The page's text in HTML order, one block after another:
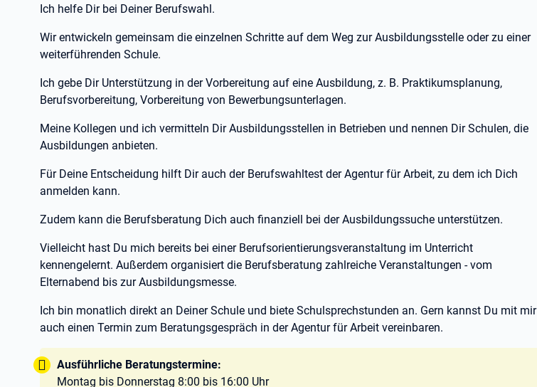
Ich helfe Dir bei Deiner Berufswahl.
Wir entwickeln gemeinsam die einzelnen Schritte auf dem Weg zur Ausbildungsstelle oder zu einer
weiterführenden Schule.
Ich gebe Dir Unterstützung in der Vorbereitung auf eine Ausbildung, z. B. Praktikumsplanung,
Berufsvorbereitung, Vorbereitung von Bewerbungsunterlagen.
Meine Kollegen und ich vermitteln Dir Ausbildungsstellen in Betrieben und nennen Dir Schulen, die
Ausbildungen anbieten.
Für Deine Entscheidung hilft Dir auch der Berufswahltest der Agentur für Arbeit, zu dem ich Dich
anmelden kann.
Zudem kann die Berufsberatung Dich auch finanziell bei der Ausbildungssuche unterstützen.
Vielleicht hast Du mich bereits bei einer Berufsorientierungsveranstaltung im Unterricht
kennengelernt. Außerdem organisiert die Berufsberatung zahlreiche Veranstaltungen - vom
Elternabend bis zur Ausbildungsmesse.
Ich bin monatlich direkt an Deiner Schule und biete Schulsprechstunden an. Gern kannst Du mit mir
auch einen Termin zum Beratungsgespräch in der Agentur für Arbeit vereinbaren.
Tipp:
Ausführliche Beratungstermine:
Montag bis Donnerstag 8:00 bis 16:00 Uhr